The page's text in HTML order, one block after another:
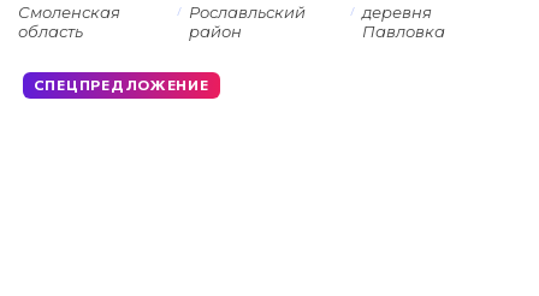
Смоленская
область
Рославльский
район
деревня
Павловка
СПЕЦПРЕДЛОЖЕНИЕ